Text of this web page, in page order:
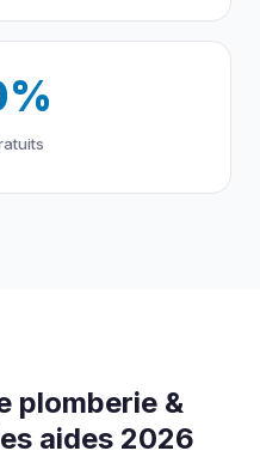
plomberie &
aides 2026